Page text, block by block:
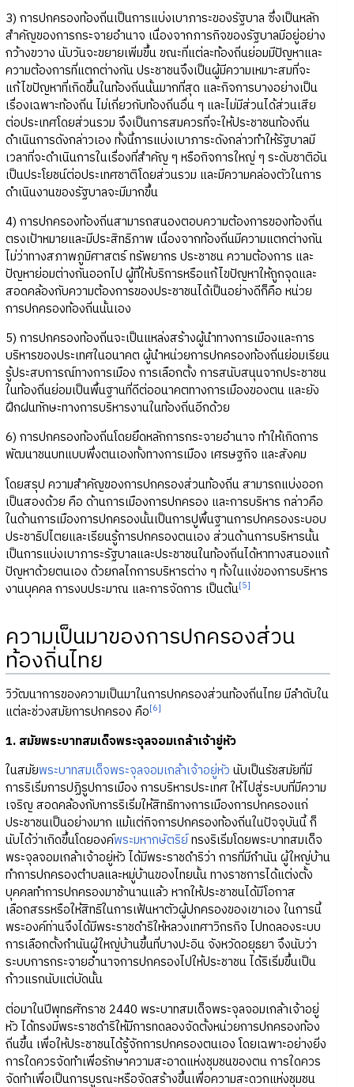
3) การปกครองท้องถิ่นเป็นการแบ่งเบาภาระของรัฐบาล ซึ่งเป็นหลัก
สำคัญของการกระจายอำนาจ เนื่องจากภารกิจของรัฐบาลมีอยู่อย่าง
กว้างขวาง นับวันจะขยายเพิ่มขึ้น ขณะที่แต่ละท้องถิ่นย่อมมีปัญหาและ
ความต้องการที่แตกต่างกัน ประชาชนจึงเป็นผู้มีความเหมาะสมที่จะ
แก้ไขปัญหาที่เกิดขึ้นในท้องถิ่นนั้นมากที่สุด และกิจการบางอย่างเป็น
เรื่องเฉพาะท้องถิ่น ไม่เกี่ยวกับท้องถิ่นอื่น ๆ และไม่มีส่วนได้ส่วนเสีย
ต่อประเทศโดยส่วนรวม จึงเป็นการสมควรที่จะให้ประชาชนท้องถิ่น
ดำเนินการดังกล่าวเอง ทั้งนี้การแบ่งเบาภาระดังกล่าวทำให้รัฐบาลมี
เวลาที่จะดำเนินการในเรื่องที่สำคัญ ๆ หรือกิจการใหญ่ ๆ ระดับชาติอัน
เป็นประโยชน์ต่อประเทศชาติโดยส่วนรวม และมีความคล่องตัวในการ
ดำเนินงานของรัฐบาลจะมีมากขึ้น
4) การปกครองท้องถิ่นสามารถสนองตอบความต้องการของท้องถิ่น
ตรงเป้าหมายและมีประสิทธิภาพ เนื่องจากท้องถิ่นมีความแตกต่างกัน
ไม่ว่าทางสภาพภูมิศาสตร์ ทรัพยากร ประชาชน ความต้องการ และ
ปัญหาย่อมต่างกันออกไป ผู้ที่ให้บริการหรือแก้ไขปัญหาให้ถูกจุดและ
สอดคล้องกับความต้องการของประชาชนได้เป็นอย่างดีก็คือ หน่วย
การปกครองท้องถิ่นนั้นเอง
5) การปกครองท้องถิ่นจะเป็นแหล่งสร้างผู้นำทางการเมืองและการ
บริหารของประเทศในอนาคต ผู้นำหน่วยการปกครองท้องถิ่นย่อมเรียน
รู้ประสบการณ์ทางการเมือง การเลือกตั้ง การสนับสนุนจากประชาชน
ในท้องถิ่นย่อมเป็นพื้นฐานที่ดีต่ออนาคตทางการเมืองของตน และยัง
ฝึกฝนทักษะทางการบริหารงานในท้องถิ่นอีกด้วย
6) การปกครองท้องถิ่นโดยยึดหลักการกระจายอำนาจ ทำให้เกิดการ
พัฒนาชนบทแบบพึ่งตนเองทั้งทางการเมือง เศรษฐกิจ และสังคม
โดยสรุป ความสำคัญของการปกครองส่วนท้องถิ่น สามารถแบ่งออก
เป็นสองด้วย คือ ด้านการเมืองการปกครอง และการบริหาร กล่าวคือ
ในด้านการเมืองการปกครองนั้นเป็นการปูพื้นฐานการปกครองระบอบ
ประชาธิปไตยและเรียนรู้การปกครองตนเอง ส่วนด้านการบริหารนั้น
เป็นการแบ่งเบาภาระรัฐบาลและประชาชนในท้องถิ่นได้หาทางสนองแก้
ปัญหาด้วยตนเอง ด้วยกลไกการบริหารต่าง ๆ ทั้งในแง่ของการบริหาร
งานบุคคล การงบประมาณ และการจัดการ เป็นต้น[5]
ความเป็นมาของการปกครองส่วน
ท้องถิ่นไทย
วิวัฒนาการของความเป็นมาในการปกครองส่วนท้องถิ่นไทย มีลำดับใน
แต่ละช่วงสมัยการปกครอง คือ[6]
1. สมัยพระบาทสมเด็จพระจุลจอมเกล้าเจ้ายู่หัว
ในสมัยพระบาทสมเด็จพระจุลจอมเกล้าเจ้าอยู่หัว นับเป็นรัชสมัยที่มี
การริเริ่มการปฏิรูปการเมือง การบริหารประเทศ ให้ไปสู่ระบบที่มีความ
เจริญ สอดคล้องกับการริเริ่มให้สิทธิทางการเมืองการปกครองแก่
ประชาชนเป็นอย่างมาก แม้แต่กิจการปกครองท้องถิ่นในปัจจุบันนี้ ก็
นับได้ว่าเกิดขึ้นโดยองค์พระมหากษัตริย์ทรงริเริ่มโดยพระบาทสมเด็จ
พระจุลจอมเกล้าเจ้าอยู่หัว ได้มีพระราชดำริว่า การที่มีกำนัน ผู้ใหญ่บ้าน
ทำการปกครองตำบลและหมู่บ้านของไทยนั้น ทางราชการได้แต่งตั้ง
บุคคลทำการปกครองมาช้านานแล้ว หากให้ประชาชนได้มีโอกาส
เลือกสรรหรือให้สิทธิในการเฟ้นหาตัวผู้ปกครองของเขาเอง ในการนี้
พระองค์ท่านจึงได้มีพระราชดำริให้หลวงเทศาวิกรกิจ ไปทดลองระบบ
การเลือกตั้งกำนันผู้ใหญ่บ้านขึ้นที่บางปะอิน จังหวัดอยุธยา จึงนับว่า
ระบบการกระจายอำนาจการปกครองไปให้ประชาชน ได้ริเริ่มขึ้นเป็น
ก้าวแรกนับแต่บัดนั้น
ต่อมาในปีพุทธศักราช 2440 พระบาทสมเด็จพระจุลจอมเกล้าเจ้าอยู่
หัว ได้ทรงมีพระราชดำริให้มีการทดลองจัดตั้งหน่วยการปกครองท้อง
ถิ่นขึ้น เพื่อให้ประชาชนได้รู้จักการปกครองตนเอง โดยเฉพาะอย่างยิ่ง
การใดควรจัดทำเพื่อรักษาความสะอาดแห่งชุมชนของตน การใดควร
จัดทำเพื่อเป็นการบูรณะหรือจัดสร้างขึ้นเพื่อความสะดวกแห่งชุมชน